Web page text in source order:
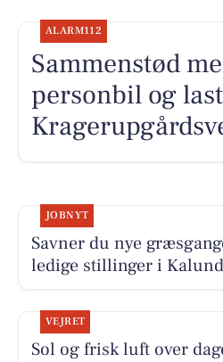
ALARM112
Sammenstød
personbil og
JOBNYT
Savner du nye
ledige stillinger i
VEJRET
Sol og frisk luft over